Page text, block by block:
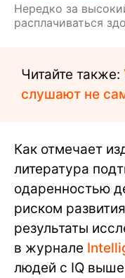
Нередко за
расплачиваться
Читайте также:
слушают не
Как отмечает
литература
одаренностью
риском
результаты
в журнале
людей с IQ выше